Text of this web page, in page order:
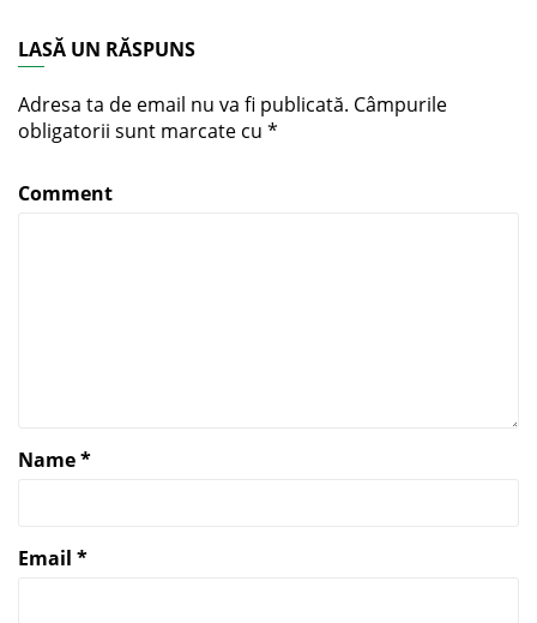
LASĂ UN RĂSPUNS
Adresa ta de email nu va fi publicată. Câmpurile
obligatorii sunt marcate cu *
Comment
Name*
Email *